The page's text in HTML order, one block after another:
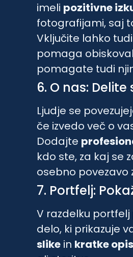
imeli pozitivne
fotografijami, saj
Vključite lahko
pomaga
pomagate tudi
6. O nas:
Ljudje se
če izvedo več o
Dodajte
kdo ste, za kaj se
osebno povezavo
7. Portfelj:
V razdelku
delo, ki prikazuje
slike in kratke